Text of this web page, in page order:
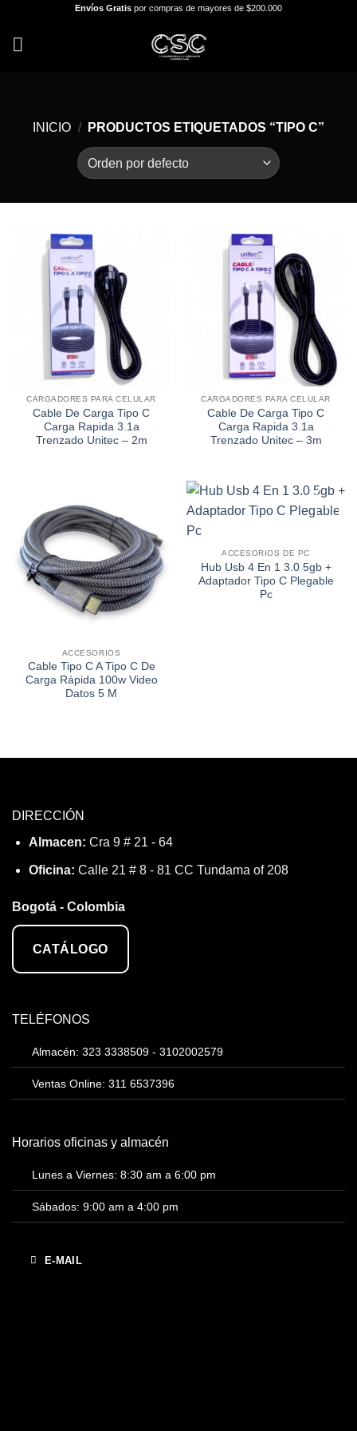
content
Envíos Gratis por compras de mayores de $200.000
INICIO / PRODUCTOS ETIQUETADOS “TIPO C”
CARGADORES PARA CELULAR
Cable De Carga Tipo C
Carga Rapida 3.1a
Trenzado Unitec – 2m
Añadir
lista de
deseos
CARGADORES PARA CELULAR
Cable De Carga Tipo C
Carga Rapida 3.1a
Trenzado Unitec – 3m
Añadir
a la
lista de
deseos
ACCESORIOS
Cable Tipo C A Tipo C De
Carga Rápida 100w Video
Datos 5 M
lista de
deseos
ACCESORIOS DE PC
Hub Usb 4 En 1 3.0 5gb +
Adaptador Tipo C Plegable
Pc
DIRECCIÓN
Almacen: Cra 9 # 21 - 64
Oficina: Calle 21 # 8 - 81 CC Tundama of 208
Bogotá - Colombia
CATÁLOGO
TELÉFONOS
Almacén: 323 3338509 - 3102002579
Ventas Online: 311 6537396
Horarios oficinas y almacén
Lunes a Viernes: 8:30 am a 6:00 pm
Sábados: 9:00 am a 4:00 pm
E-MAIL